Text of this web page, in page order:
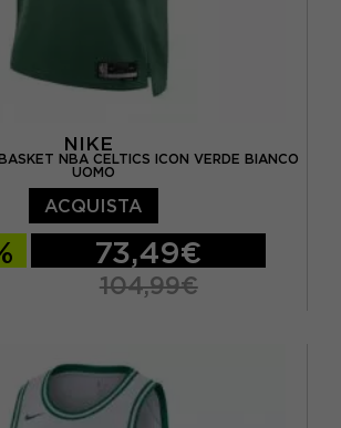
NIKE
NBA CELTICS ICON VERDE BIANCO
UOMO
ACQUISTA
73,49€
104,99€